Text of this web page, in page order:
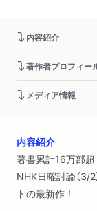
内容紹介
著作者プロフィー
メディア情報
内容紹介
著書累計16万部超
NHK日曜討論（3/
トの最新作！